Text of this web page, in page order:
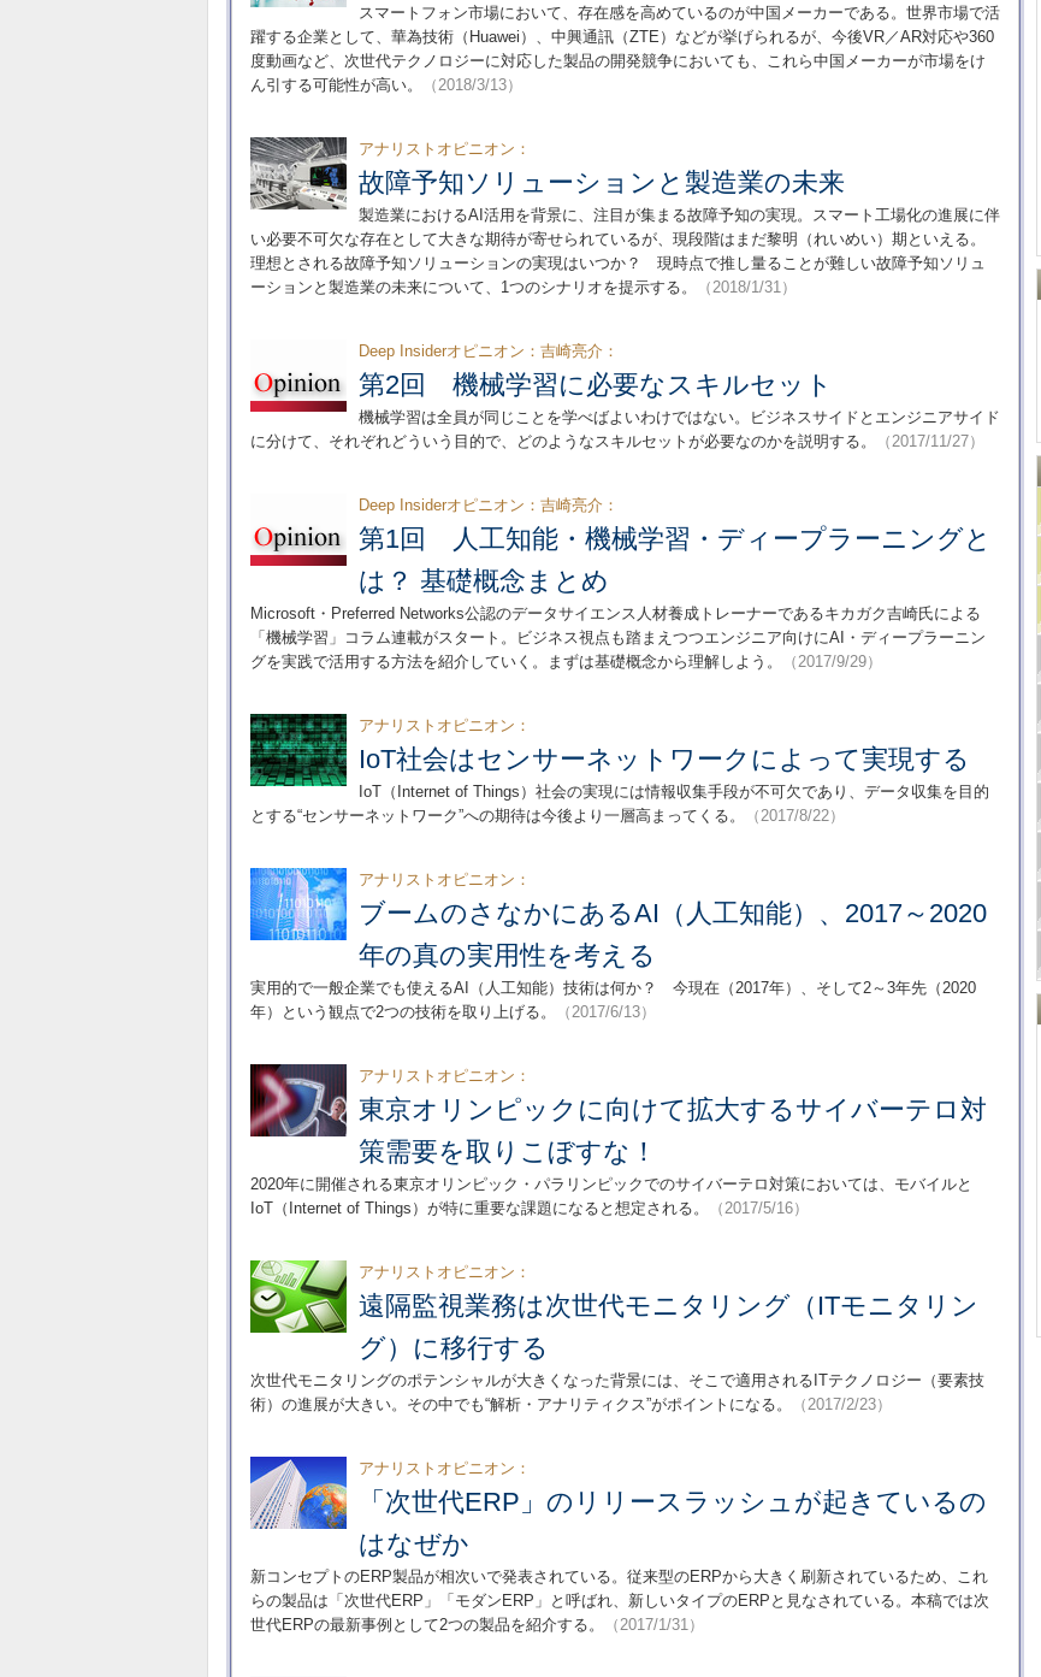
スマートフォン市場において、存在感を高めているのが中国メーカーである。世界市場で活
躍する企業として、華為技術（Huawei）、中興通訊（ZTE）などが挙げられるが、今後VR／AR対応や360
度動画など、次世代テクノロジーに対応した製品の開発競争においても、これら中国メーカーが市場をけ
ん引する可能性が高い。
（2018/3/13）
アナリストオピニオン：
故障予知ソリューションと製造業の未来
製造業におけるAI活用を背景に、注目が集まる故障予知の実現。スマート工場化の進展に伴
い必要不可欠な存在として大きな期待が寄せられているが、現段階はまだ黎明（れいめい）期といえる。
理想とされる故障予知ソリューションの実現はいつか？ 現時点で推し量ることが難しい故障予知ソリュ
ーションと製造業の未来について、1つのシナリオを提示する。
（2018/1/31）
Deep Insiderオピニオン：吉崎亮介：
第2回 機械学習に必要なスキルセット
機械学習は全員が同じことを学べばよいわけではない。ビジネスサイドとエンジニアサイド
に分けて、それぞれどういう目的で、どのようなスキルセットが必要なのかを説明する。
（2017/11/27）
Deep Insiderオピニオン：吉崎亮介：
第1回 人工知能・機械学習・ディープラーニングと
は？ 基礎概念まとめ
Microsoft・Preferred Networks公認のデータサイエンス人材養成トレーナーであるキカガク吉崎氏による
「機械学習」コラム連載がスタート。ビジネス視点も踏まえつつエンジニア向けにAI・ディープラーニン
グを実践で活用する方法を紹介していく。まずは基礎概念から理解しよう。
（2017/9/29）
アナリストオピニオン：
IoT社会はセンサーネットワークによって実現する
IoT（Internet of Things）社会の実現には情報収集手段が不可欠であり、データ収集を目的
とする“センサーネットワーク”への期待は今後より一層高まってくる。
（2017/8/22）
アナリストオピニオン：
ブームのさなかにあるAI（人工知能）、2017～2020
年の真の実用性を考える
実用的で一般企業でも使えるAI（人工知能）技術は何か？ 今現在（2017年）、そして2～3年先（2020
年）という観点で2つの技術を取り上げる。
（2017/6/13）
アナリストオピニオン：
東京オリンピックに向けて拡大するサイバーテロ対
策需要を取りこぼすな！
2020年に開催される東京オリンピック・パラリンピックでのサイバーテロ対策においては、モバイルと
IoT（Internet of Things）が特に重要な課題になると想定される。
（2017/5/16）
アナリストオピニオン：
遠隔監視業務は次世代モニタリング（ITモニタリン
グ）に移行する
次世代モニタリングのポテンシャルが大きくなった背景には、そこで適用されるITテクノロジー（要素技
術）の進展が大きい。その中でも“解析・アナリティクス”がポイントになる。
（2017/2/23）
アナリストオピニオン：
「次世代ERP」のリリースラッシュが起きているの
はなぜか
新コンセプトのERP製品が相次いで発表されている。従来型のERPから大きく刷新されているため、これ
らの製品は「次世代ERP」「モダンERP」と呼ばれ、新しいタイプのERPと見なされている。本稿では次
世代ERPの最新事例として2つの製品を紹介する。
（2017/1/31）